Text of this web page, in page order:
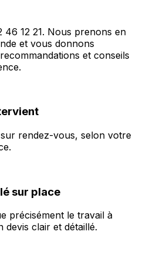
46 12 21. Nous prenons en
et vous donnons
et conseils
rendez-vous, selon votre
sur place
précisément le travail à
devis clair et détaillé.